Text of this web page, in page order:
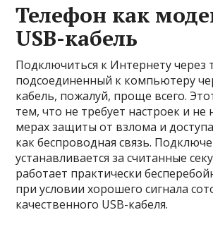
Телефон как
USB-кабель
Подключиться к Интернету через
подсоединенный к компьютеру
кабель, пожалуй, проще всего.
тем, что не требует настроек и не
мерах защиты от взлома и
как беспроводная связь.
устанавливается за считанные
работает практически
при условии хорошего сигнала
качественного USB-кабеля.